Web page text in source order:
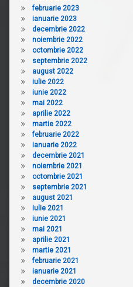
februarie 2023
ianuarie 2023
decembrie 2022
noiembrie 2022
octombrie 2022
septembrie 2022
august 2022
iulie 2022
iunie 2022
mai 2022
aprilie 2022
martie 2022
februarie 2022
ianuarie 2022
decembrie 2021
noiembrie 2021
octombrie 2021
septembrie 2021
august 2021
iulie 2021
iunie 2021
mai 2021
aprilie 2021
martie 2021
februarie 2021
ianuarie 2021
decembrie 2020